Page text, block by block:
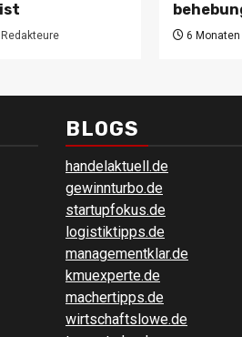
Redakteure 6
BLOGS
handelaktuell.de
gewinnturbo.de
startupfokus.de
logistiktipps.de
managementklar.de
kmuexperte.de
machertipps.de
wirtschaftslowe.de